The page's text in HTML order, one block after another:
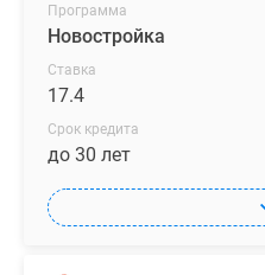
состав
каждого
коттеджа
дополнительно
включены
собственные
машино-
Программа
Новостройка
Ставка
17.4
Срок кредита
до 30 лет